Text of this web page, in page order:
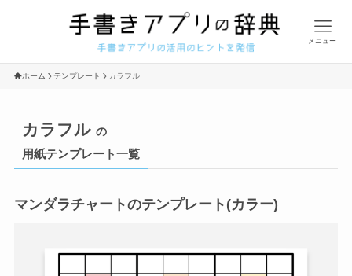
メニュー
ホーム テンプレート カラフル
カラフル の
用紙テンプレート一覧
マンダラチャートのテンプレート(カラー)